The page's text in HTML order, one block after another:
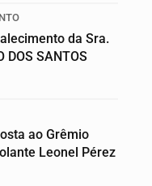
da Sra.
DOS SANTOS
ao Grêmio
Leonel Pérez